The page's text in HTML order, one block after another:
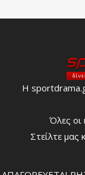
Η
Όλες οι
Στείλτε μας